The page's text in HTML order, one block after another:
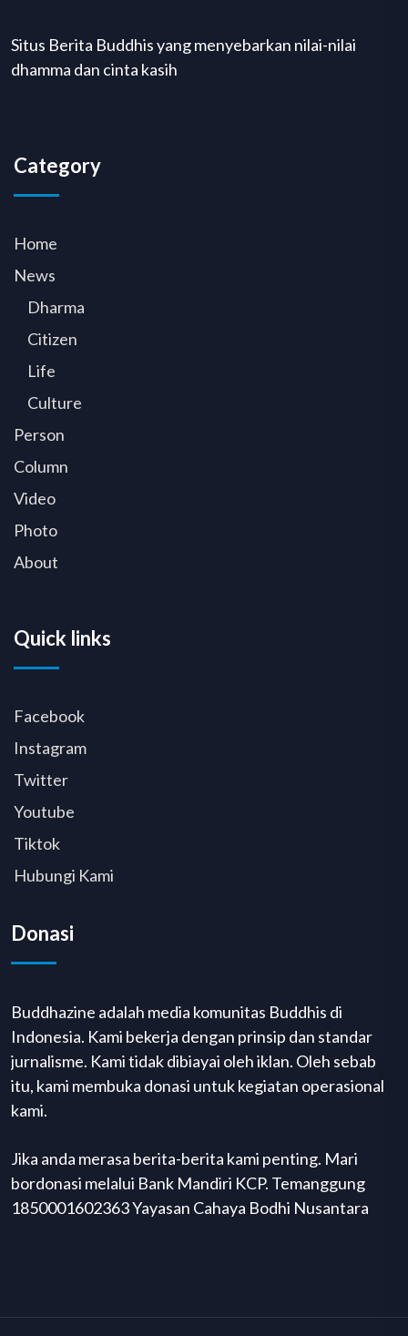
Situs Berita Buddhis yang menyebarkan nilai-nilai
dhamma dan cinta kasih
Category
Home
News
Dharma
Citizen
Life
Culture
Person
Column
Video
Photo
About
Quick links
Facebook
Instagram
Twitter
Youtube
Tiktok
Hubungi Kami
Donasi
Buddhazine adalah media komunitas Buddhis di
Indonesia. Kami bekerja dengan prinsip dan standar
jurnalisme. Kami tidak dibiayai oleh iklan. Oleh sebab
itu, kami membuka donasi untuk kegiatan operasional
kami.
Jika anda merasa berita-berita kami penting. Mari
bordonasi melalui Bank Mandiri KCP. Temanggung
1850001602363 Yayasan Cahaya Bodhi Nusantara